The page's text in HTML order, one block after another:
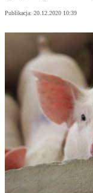
Publikacja: 20.12.2020 10:39